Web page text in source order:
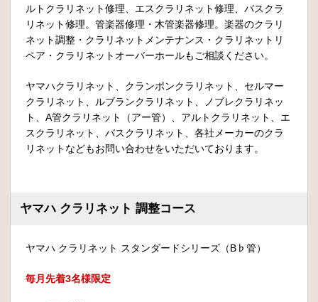
ルトクラリネット修理、エスクラリネット修理、バスクラ
リネット修理。管楽器修理・木管楽器修理。楽器のクラリ
ネット調整・クラリネットメンテナンス・クラリネットリ
ペア・クラリネットオーバーホールもご相談ください。
ヤマハクラリネット、クランポンクラリネット、セルマー
クラリネット、ルブランクラリネット、ノブレクラリネッ
ト、A管クラリネット（アー管）、アルトクラリネット、エ
スクラリネット、バスクラリネット、各社メーカーのクラ
リネットなどもお問い合わせをいただいております。
ヤマハ クラリネット 調整コース
ヤマハ クラリネット スタンダードシリーズ（B♭管）
毎月先着3名様限定